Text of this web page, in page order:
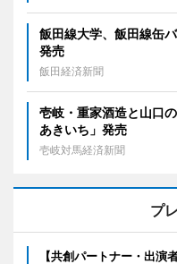
飯田線大学、飯田線缶
発売
飯田経済新聞
壱岐・重家酒造と山口
あきいち」発売
壱岐対馬経済新聞
プ
【共創パートナー・出演